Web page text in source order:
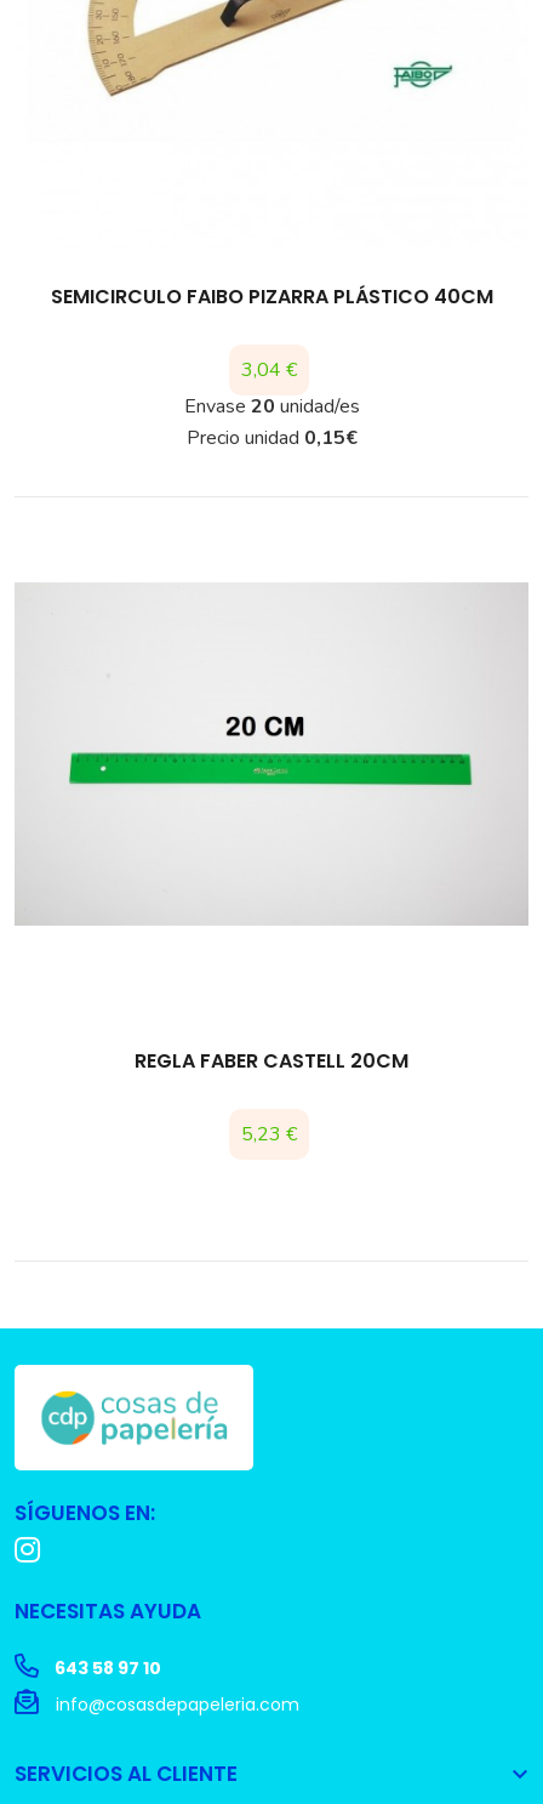
SEMICIRCULO FAIBO PIZARRA PLÁSTICO 40CM
Precio
3,04 €
Envase 20 unidad/es
Precio unidad 0,15€
REGLA FABER CASTELL 20CM
Precio
5,23 €
SÍGUENOS EN:
NECESITAS AYUDA
643 58 97 10
info@cosasdepapeleria.com
SERVICIOS AL CLIENTE 